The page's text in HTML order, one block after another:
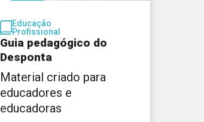
Educação
Profissional
Guia pedagógico do
Desponta
Material criado para
educadores e
educadoras